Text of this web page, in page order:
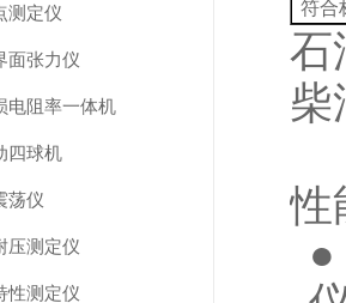
测定仪
面张力仪
电阻率一体机
四球机
荡仪
压测定仪
性测定仪
符合
石
柴
性
●